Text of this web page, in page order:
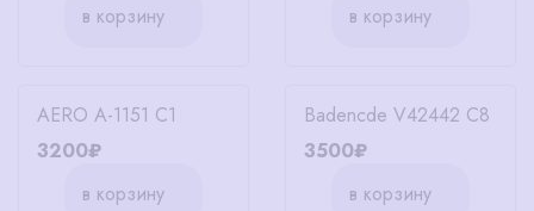
в корзину
в корзину
AERO А-1151 С1
3200₽
в корзину
Badencde V42442 C8
3500₽
в корзину